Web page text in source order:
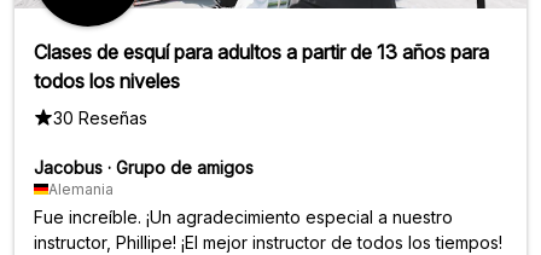
Clases de esquí para adultos a partir de 13 años para
todos los niveles
30 Reseñas
Jacobus · Grupo de amigos
Alemania
Fue increíble. ¡Un agradecimiento especial a nuestro
instructor, Phillipe! ¡El mejor instructor de todos los tiempos!